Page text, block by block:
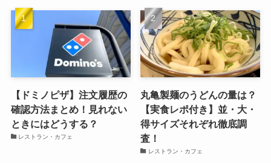
【ドミノピザ】注文履歴の
確認方法まとめ！見れない
ときにはどうする？
レストラン・カフェ
丸亀製麺のうどんの量は？
【実食レポ付き】並・大・
得サイズそれぞれ徹底調
査！
レストラン・カフェ